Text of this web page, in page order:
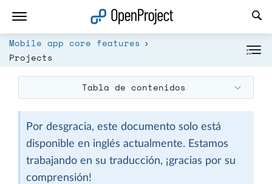
Mobile app core features
Projects
Tabla de contenidos
Por desgracia, este documento solo está
disponible en inglés actualmente. Estamos
trabajando en su traducción, ¡gracias por su
comprensión!
Abrir vínculo en un nuevo panel